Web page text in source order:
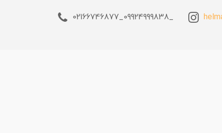
_09924999838_02166746877